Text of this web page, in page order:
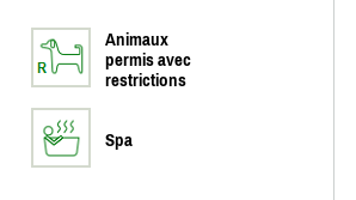
Animaux
permis avec
restrictions
Spa